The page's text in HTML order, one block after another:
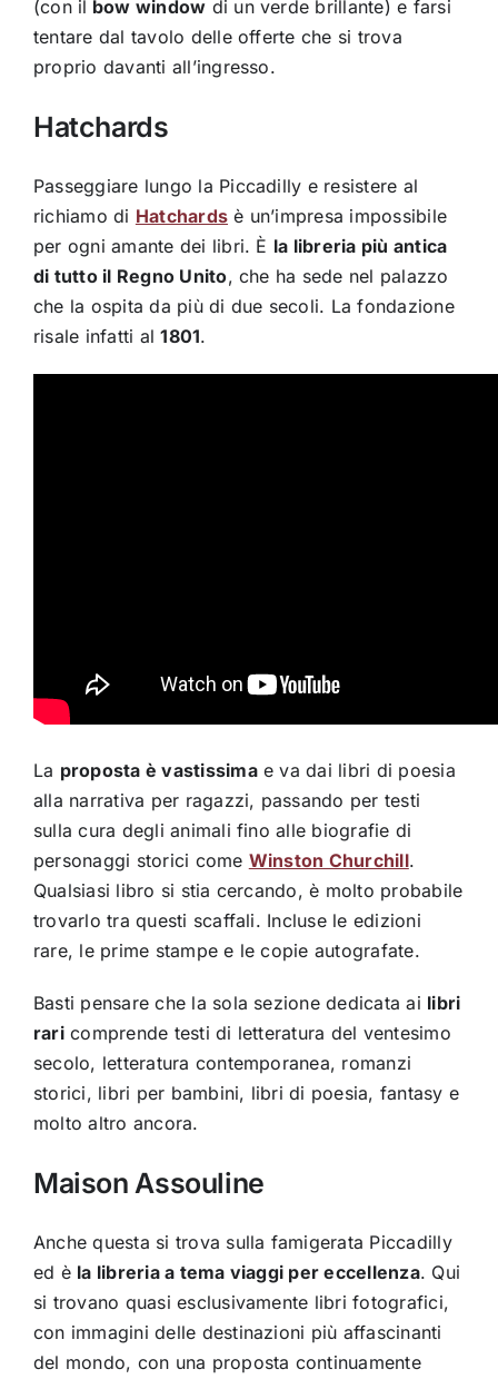
(con il bow window di un verde brillante) e farsi
tentare dal tavolo delle offerte che si trova
proprio davanti all’ingresso.
Hatchards
Passeggiare lungo la Piccadilly e resistere al
richiamo di Hatchards è un’impresa impossibile
per ogni amante dei libri. È la libreria più antica
di tutto il Regno Unito, che ha sede nel palazzo
che la ospita da più di due secoli. La fondazione
risale infatti al1801.
La proposta è vastissimae va dai libri di poesia
alla narrativa per ragazzi, passando per testi
sulla cura degli animali fino alle biografie di
personaggi storici come Winston Churchill.
Qualsiasi libro si stia cercando, è molto probabile
trovarlo tra questi scaffali. Incluse le edizioni
rare, le prime stampe e le copie autografate.
Basti pensare che la sola sezione dedicata ai libri
raricomprende testi di letteratura del ventesimo
secolo, letteratura contemporanea, romanzi
storici, libri per bambini, libri di poesia, fantasy e
molto altro ancora.
Maison Assouline
Anche questa si trova sulla famigerata Piccadilly
ed è la libreria a tema viaggi per eccellenza. Qui
si trovano quasi esclusivamente libri fotografici,
con immagini delle destinazioni più affascinanti
del mondo, con una proposta continuamente